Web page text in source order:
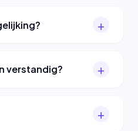
verstandig?